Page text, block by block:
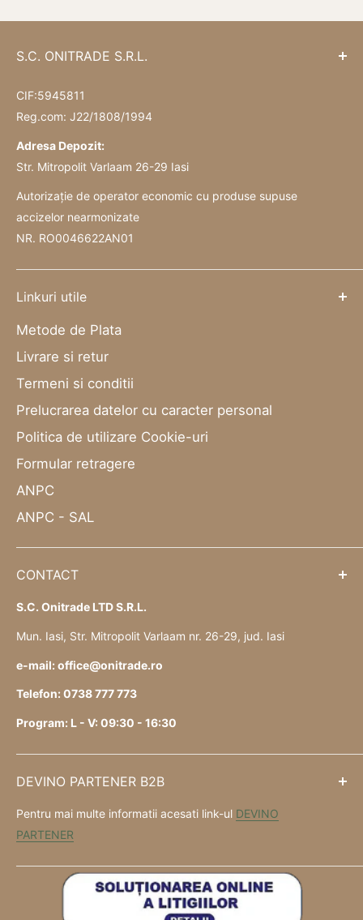
S.C. ONITRADE S.R.L.
CIF:5945811
Reg.com: J22/1808/1994
Adresa Depozit:
Str. Mitropolit Varlaam 26-29 Iasi
Autorizație de operator economic cu produse supuse
accizelor nearmonizate
NR. RO0046622AN01
Linkuri utile
Metode de Plata
Livrare si retur
Termeni si conditii
Prelucrarea datelor cu caracter personal
Politica de utilizare Cookie-uri
Formular retragere
ANPC
ANPC - SAL
CONTACT
S.C. Onitrade LTD S.R.L.
Mun. Iasi, Str. Mitropolit Varlaam nr. 26-29, jud. Iasi
e-mail: office@onitrade.ro
Telefon: 0738 777 773
Program: L - V: 09:30 - 16:30
DEVINO PARTENER B2B
Pentru mai multe informatii acesati link-ul DEVINO
PARTENER